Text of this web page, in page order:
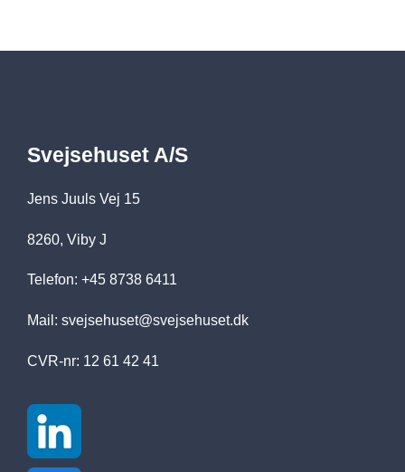
Svejsehuset A/S
Jens Juuls Vej 15
8260, Viby J
Telefon: +45 8738 6411
Mail: svejsehuset@svejsehuset.dk
CVR-nr: 12 61 42 41